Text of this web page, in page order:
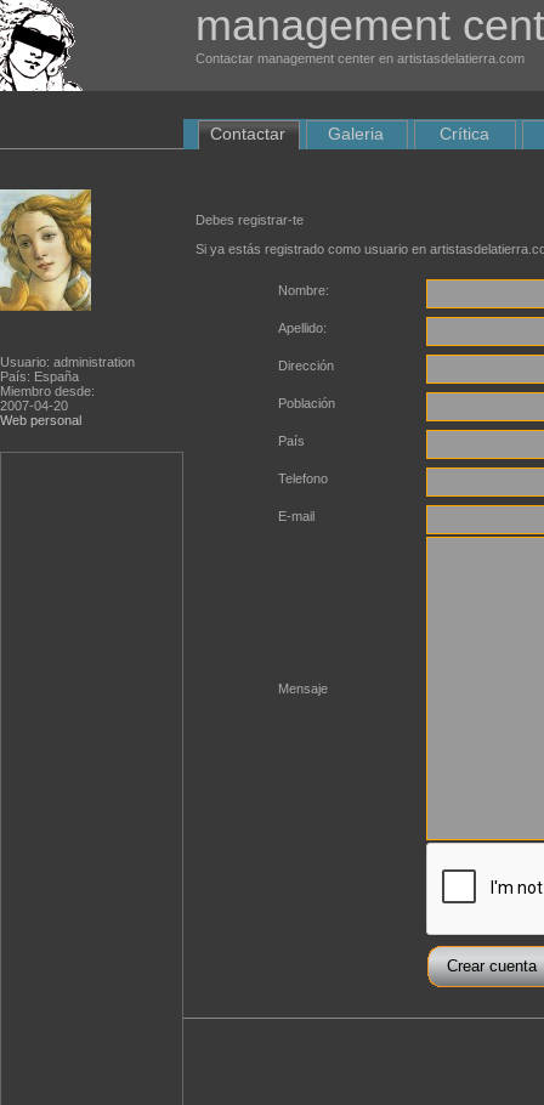
management
Contactar management center en artistasdelatierra.com
Usuario: administration
País: España
Miembro desde:
2007-04-20
Web personal
Contactar Galeria Crítica
Debes registrar-te
Si ya estás registrado como usuario en
Nombre:
Apellido:
Dirección
Población
País
Telefono
E-mail
Mensaje